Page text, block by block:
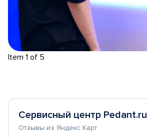
Item 1 of 5
Сервисный центр Pedant.ru
Отзывы из Яндекс Карт